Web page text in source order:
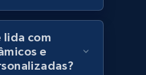
Product name, Price,
Colour, Description, and
lida com
e